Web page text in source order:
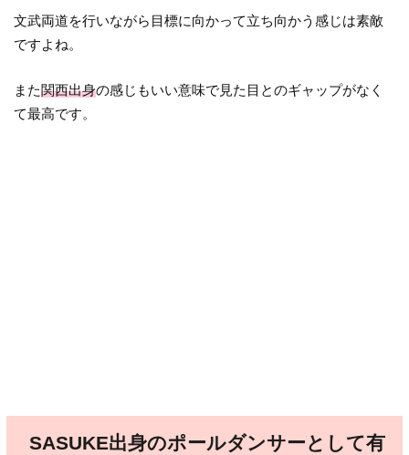
文武両道を行いながら目標に向かって立ち向かう感じは素敵
ですよね。
また関西出身の感じもいい意味で見た目とのギャップがなく
て最高です。
SASUKE出身のポールダンサーとして有